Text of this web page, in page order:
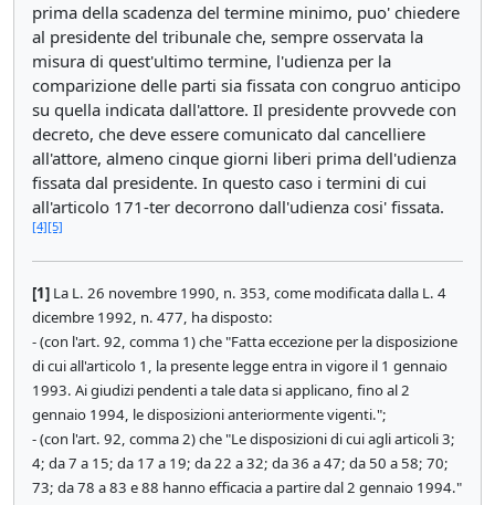
prima della scadenza del termine minimo, puo' chiedere
al presidente del tribunale che, sempre osservata la
misura di quest'ultimo termine, l'udienza per la
comparizione delle parti sia fissata con congruo anticipo
su quella indicata dall'attore. Il presidente provvede con
decreto, che deve essere comunicato dal cancelliere
all'attore, almeno cinque giorni liberi prima dell'udienza
fissata dal presidente. In questo caso i termini di cui
all'articolo 171-ter decorrono dall'udienza cosi' fissata.
[4][5]
[1] La L. 26 novembre 1990, n. 353, come modificata dalla L. 4
dicembre 1992, n. 477, ha disposto:
- (con l'art. 92, comma 1) che "Fatta eccezione per la disposizione
di cui all'articolo 1, la presente legge entra in vigore il 1 gennaio
1993. Ai giudizi pendenti a tale data si applicano, fino al 2
gennaio 1994, le disposizioni anteriormente vigenti.";
- (con l'art. 92, comma 2) che "Le disposizioni di cui agli articoli 3;
4; da 7 a 15; da 17 a 19; da 22 a 32; da 36 a 47; da 50 a 58; 70;
73; da 78 a 83 e 88 hanno efficacia a partire dal 2 gennaio 1994."